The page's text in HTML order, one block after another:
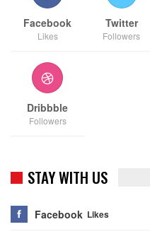
Facebook
Likes
Twitter
Followers
Dribbble
Followers
STAY WITH US
Facebook Likes